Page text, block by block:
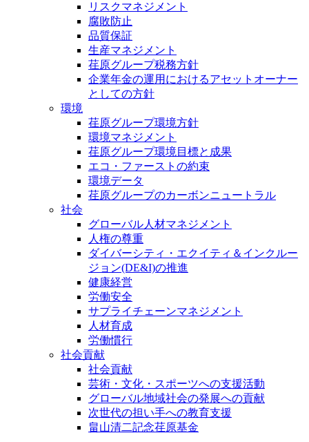
リスクマネジメント
腐敗防止
品質保証
生産マネジメント
荏原グループ税務方針
企業年金の運用におけるアセットオーナー
としての方針
環境
荏原グループ環境方針
環境マネジメント
荏原グループ環境目標と成果
エコ・ファーストの約束
環境データ
荏原グループのカーボンニュートラル
社会
グローバル人材マネジメント
人権の尊重
ダイバーシティ・エクイティ＆インクルー
ジョン(DE&I)の推進
健康経営
労働安全
サプライチェーンマネジメント
人材育成
労働慣行
社会貢献
社会貢献
芸術・文化・スポーツへの支援活動
グローバル地域社会の発展への貢献
次世代の担い手への教育支援
畠山清二記念荏原基金